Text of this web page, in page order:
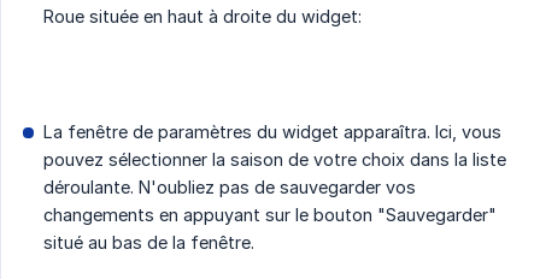
Roue située en haut à droite du widget:
La fenêtre de paramètres du widget apparaîtra. Ici, vous
pouvez sélectionner la saison de votre choix dans la liste
déroulante. N'oubliez pas de sauvegarder vos
changements en appuyant sur le bouton "Sauvegarder"
situé au bas de la fenêtre.